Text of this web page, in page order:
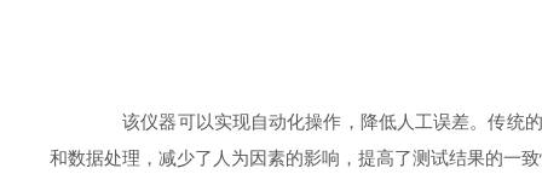
该仪器可以实现自动化操作，降低人工误差。传统的
和数据处理，减少了人为因素的影响，提高了测试结果的一